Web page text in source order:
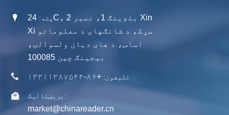
پته: 24C، بلډینګ 1، نمبر 2 Xin
Xi سړک، د شانګهای د معلوماتو
اساس، د های دیان ولسوالۍ،
بیجینګ چین 100085
تلیفون: +۸۶-۱۳۳۱۱۳۸۷۵۴۴
برېښنالیک:
market@chinareader.cn